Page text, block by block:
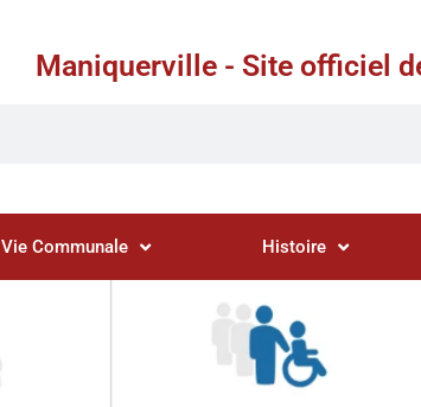
Maniquerville - Site officiel
Vie Communale Histoire